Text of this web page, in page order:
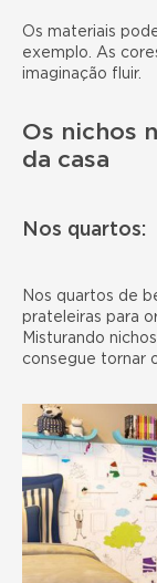
Os materiais
exemplo. As
imaginação fluir.
Os nichos
da casa
Nos quartos:
Nos quartos de
prateleiras para
Misturando
consegue tornar